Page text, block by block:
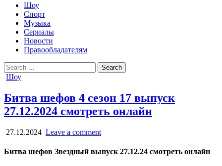
Шоу
Спорт
Музыка
Сериалы
Новости
Правообладателям
Search
for:
Posted
Шоу
Битва шефов 4 сезон 17 выпуск
27.12.2024 смотреть онлайн
27.12.2024 Leave a comment
Битва шефов Звездный выпуск 27.12.24 смотреть онлайн